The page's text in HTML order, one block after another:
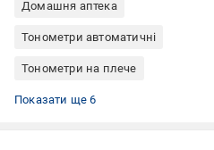
Домашня аптека
Тонометри автоматичні
Тонометри на плече
Тонометри автоматичні на плече
Тонометри для дорослих
Тонометри мережеві (220 В)
Тонометри на батарейках
Тонометри ручні
Тонометри точні
Показати ще 6